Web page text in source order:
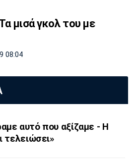
Παρί Σεν
Ζερμέν
Μαρσέιγ
μισά γκολ του με
08:04
αυτό που αξίζαμε - Η
τελειώσει»